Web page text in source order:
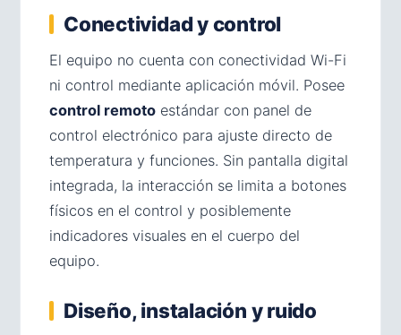
Conectividad y control
El equipo no cuenta con conectividad Wi-Fi
ni control mediante aplicación móvil. Posee
control remoto estándar con panel de
control electrónico para ajuste directo de
temperatura y funciones. Sin pantalla digital
integrada, la interacción se limita a botones
físicos en el control y posiblemente
indicadores visuales en el cuerpo del
equipo.
Diseño, instalación y ruido